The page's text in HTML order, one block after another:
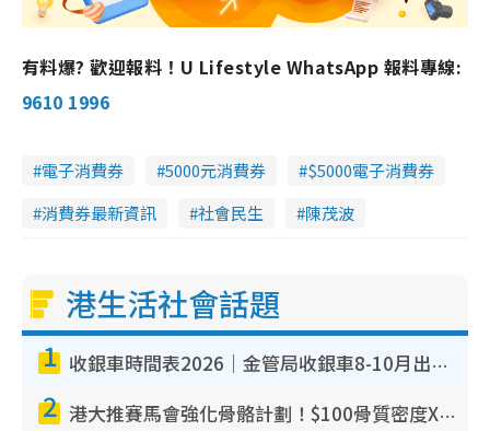
有料爆? 歡迎報料！U Lifestyle WhatsApp 報料專線:
9610 1996
電子消費券 5000元消費券
$5000電子消費券
消費券最新資訊
社會民生 陳茂波
港生活社會話題
1 收銀車時間表2026｜金管局收銀車8-10月出沒地點+時間！無須手續費！硬幣免費轉現鈔或增值至八達通
2 港大推賽馬會強化骨骼計劃！$100骨質密度X光檢查 完成免費運動訓練送超市禮券！附參加資格